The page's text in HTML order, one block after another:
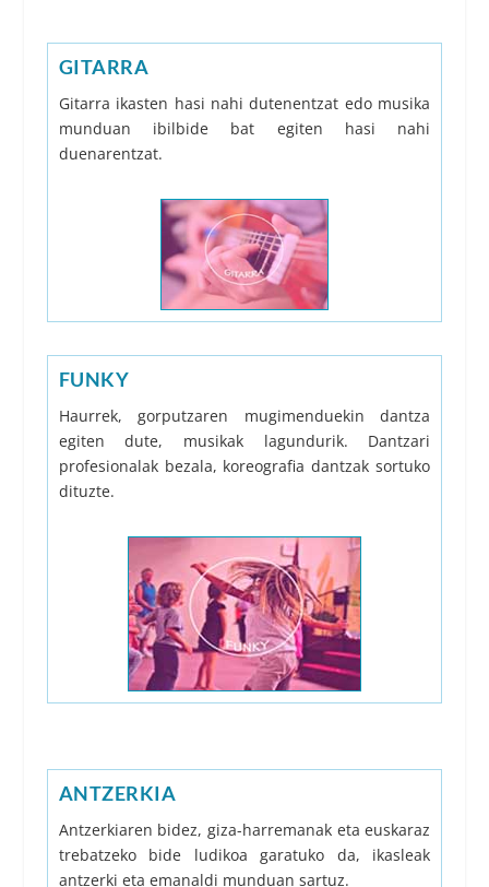
GITARRA
Gitarra ikasten hasi nahi dutenentzat edo musika
munduan ibilbide bat egiten hasi nahi
duenarentzat.
FUNKY
Haurrek, gorputzaren mugimenduekin dantza
egiten dute, musikak lagundurik. Dantzari
profesionalak bezala, koreografia dantzak sortuko
dituzte.
ANTZERKIA
Antzerkiaren bidez, giza-harremanak eta euskaraz
trebatzeko bide ludikoa garatuko da, ikasleak
antzerki eta emanaldi munduan sartuz.